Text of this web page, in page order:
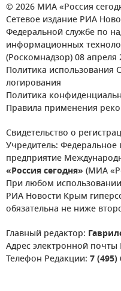
© 2026 МИА «Россия
Сетевое издание РИА
Федеральной службе по
информационных
(Роскомнадзор) 08 апреля
Политика использования
логирования
Политика
Правила применения
Свидетельство о
Учредитель: Федеральное
предприятие
«Россия сегодня» (МИА
При любом
РИА Новости Крым
обязательна не ниже
Главный редактор:
Адрес электронной почты
Телефон Редакции: 7 (495)